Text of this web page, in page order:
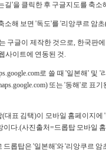
길'을 클릭한 후 구글지도를 축소
소해 보면 '독도'를 '리앙쿠르 암
구글이 제작한 것으로, 한국판
사이트에 연동된 것.
로 쓸 때 '일본해'
또는 '동해'로 표
대표 김택)이 모바일 홈페이지
이다.(사진출처=드롭탑 모바일
드롭탑은 '일본해'와 '리앙쿠르